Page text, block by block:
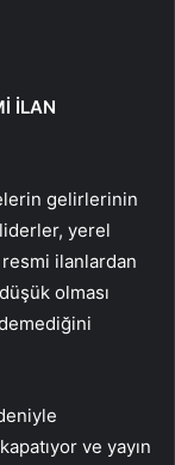
İLAN
gelirlerinin
yerel
ilanlardan
olması
ve yayın